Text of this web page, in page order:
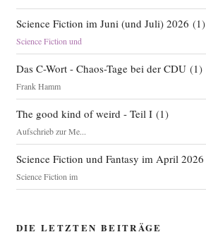
Science Fiction im Juni (und Juli) 2026 (1)
Science Fiction und
Das C-Wort - Chaos-Tage bei der CDU(1)
Frank Hamm
The good kind of weird - Teil I(1)
Aufschrieb zur Me...
Science Fiction und Fantasy im April 2026
Science Fiction im
DIE LETZTEN BEITRÄGE